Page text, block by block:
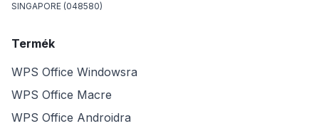
SINGAPORE (048580)
Termék
WPS Office Windowsra
WPS Office Macre
WPS Office Androidra